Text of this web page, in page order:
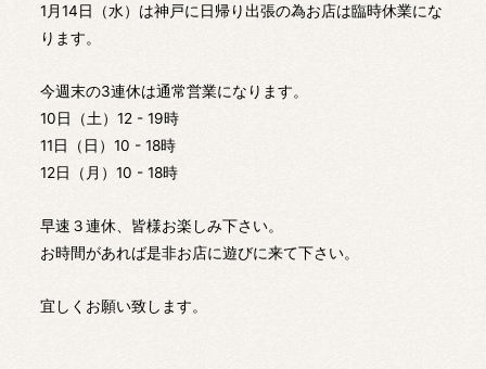
1月14日（水）は神戸に日帰り出張の為お店は臨時休業にな
ります。
今週末の3連休は通常営業になります。
10日（土）12 - 19時
11日（日）10 - 18時
12日（月）10 - 18時
早速３連休、皆様お楽しみ下さい。
お時間があれば是非お店に遊びに来て下さい。
宜しくお願い致します。